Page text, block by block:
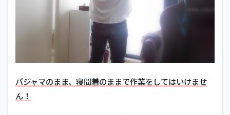
す
パジャマのまま、寝間着のままで作業をしてはいけませ
ん！